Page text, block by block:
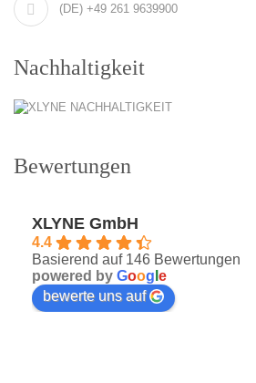
(DE) +49 261 9639900
Nachhaltigkeit
Bewertungen
XLYNE GmbH
4.4
Basierend auf 146 Bewertungen
powered by Goog e
bewerte uns auf